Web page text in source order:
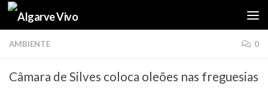
Skip to content
AMBIENTE 0
Câmara de Silves coloca oleões nas freguesias